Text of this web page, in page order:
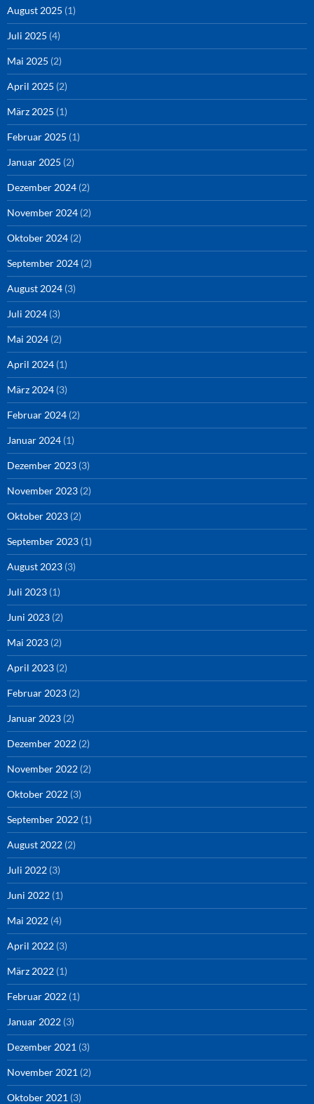
August 2025 (1)
Juli 2025 (4)
Mai 2025 (2)
April 2025 (2)
März 2025 (1)
Februar 2025 (1)
Januar 2025 (2)
Dezember 2024 (2)
November 2024 (2)
Oktober 2024 (2)
September 2024 (2)
August 2024 (3)
Juli 2024 (3)
Mai 2024 (2)
April 2024 (1)
März 2024 (3)
Februar 2024 (2)
Januar 2024 (1)
Dezember 2023 (3)
November 2023 (2)
Oktober 2023 (2)
September 2023 (1)
August 2023 (3)
Juli 2023 (1)
Juni 2023 (2)
Mai 2023 (2)
April 2023 (2)
Februar 2023 (2)
Januar 2023 (2)
Dezember 2022 (2)
November 2022 (2)
Oktober 2022 (3)
September 2022 (1)
August 2022 (2)
Juli 2022 (3)
Juni 2022 (1)
Mai 2022 (4)
April 2022 (3)
März 2022 (1)
Februar 2022 (1)
Januar 2022 (3)
Dezember 2021 (3)
November 2021 (2)
Oktober 2021 (3)